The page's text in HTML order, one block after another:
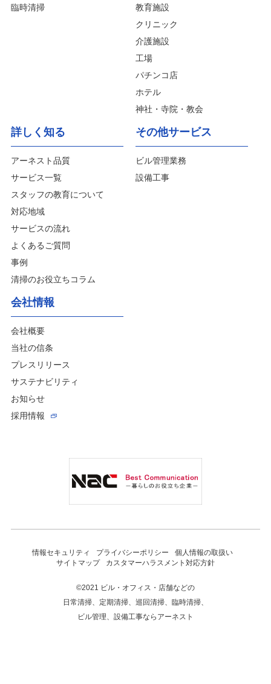
臨時清掃
教育施設
クリニック
介護施設
工場
パチンコ店
ホテル
神社・寺院・教会
詳しく知る
アーネスト品質
サービス一覧
スタッフの教育について
対応地域
サービスの流れ
よくあるご質問
事例
清掃のお役立ちコラム
その他サービス
ビル管理業務
設備工事
会社情報
会社概要
当社の信条
プレスリリース
サステナビリティ
お知らせ
採用情報
情報セキュリティ プライバシーポリシー
個人情報の取扱い
サイトマップ
カスタマーハラスメント対応方針
©2021 ビル・オフィス・店舗などの
日常清掃、定期清掃、巡回清掃、臨時清掃、
ビル管理、設備工事ならアーネスト